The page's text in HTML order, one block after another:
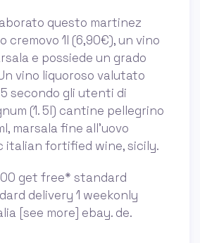
questo martinez
cremovo 1l (6,90€), un vino
e possiede un grado
vino liquoroso valutato
secondo gli utenti di
(1. 5l) cantine pellegrino
marsala fine all'uovo
italian fortified wine, sicily.
get free* standard
delivery 1 weekonly
[see more] ebay. de.